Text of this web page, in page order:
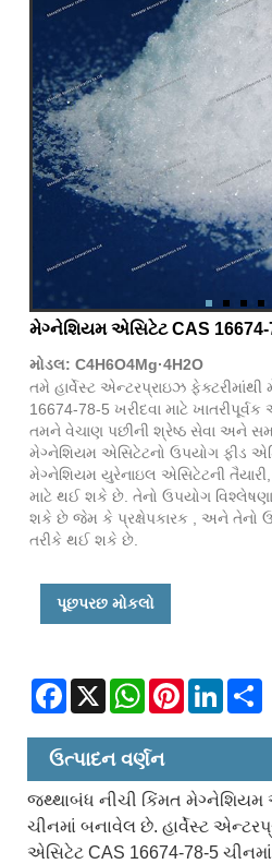
મેગ્નેશિયમ એસિટેટ CAS 16674-
મોડલ: C4H6O4Mg·4H2O
તમે હાર્વેસ્ટ એન્ટરપ્રાઇઝ
16674-78-5 ખરીદવા માટે
તમને વેચાણ પછીની શ્રેષ્ઠ સેવા અને
મેગ્નેશિયમ એસિટેટનો ઉપયોગ ફીડ
મેગ્નેશિયમ યુરેનાઇલ એસિટેટની તૈયારી,
માટે થઈ શકે છે. તેનો ઉપયોગ
શકે છે જેમ કે પ્રક્ષેપકારક , અને
તરીકે થઈ શકે છે.
પૂછપરછ મોકલો
Facebook
X WhatsAppPinterestLinkedIn
ઉત્પાદન વર્ણન
જથ્થાબંધ નીચી કિંમત મેગ્નેશિયમ
ચીનમાં બનાવેલ છે. હાર્વેસ્ટ
એસિટેટ CAS 16674-78-5